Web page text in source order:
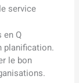
service
en Q
planification.
le bon